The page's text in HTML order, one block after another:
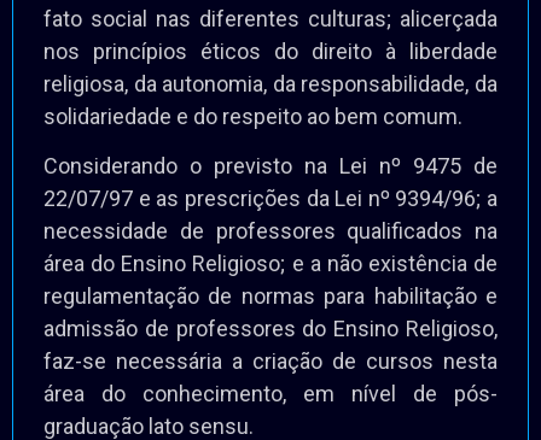
nos princípios éticos do direito à liberdade
religiosa, da autonomia, da responsabilidade, da
solidariedade e do respeito ao bem comum.
Considerando o previsto na Lei nº 9475 de
22/07/97 e as prescrições da Lei nº 9394/96; a
necessidade de professores qualificados na
área do Ensino Religioso; e a não existência de
regulamentação de normas para habilitação e
admissão de professores do Ensino Religioso,
faz-se necessária a criação de cursos nesta
área do conhecimento, em nível de pós-
graduação lato sensu.